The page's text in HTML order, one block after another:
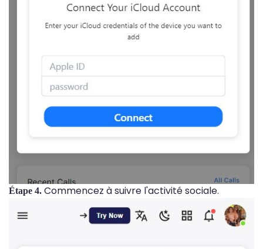
Étape 4. Commencez à suivre l'activité sociale.